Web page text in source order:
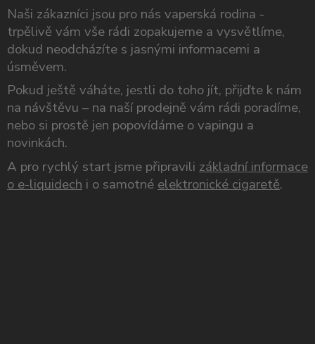
Naši zákazníci jsou pro nás vaperská rodina -
trpělivě vám vše rádi zopakujeme a vysvětlíme,
dokud neodcházíte s jasnými informacemi a
úsměvem.
Pokud ještě váháte, jestli do toho jít, přijďte k nám
na návštěvu – na naší prodejně vám rádi poradíme,
nebo si prostě jen popovídáme o vapingu a
novinkách.
A pro rychlý start jsme připravili základní informace
o e-liquidech i o samotné elektronické cigaretě.